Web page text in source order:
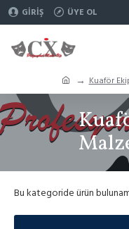
GIRIŞ ÜYE OL
Kuaför
Bu kategoride ürün